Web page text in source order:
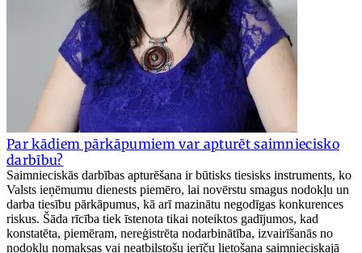
Par kādiem pārkāpumiem var apturēt saimniecisko
darbību?
Saimnieciskās darbības apturēšana ir būtisks tiesisks instruments, ko
Valsts ieņēmumu dienests piemēro, lai novērstu smagus nodokļu un
darba tiesību pārkāpumus, kā arī mazinātu negodīgas konkurences
riskus. Šāda rīcība tiek īstenota tikai noteiktos gadījumos, kad
konstatēta, piemēram, nereģistrēta nodarbinātība, izvairīšanās no
nodokļu nomaksas vai neatbilstošu ierīču lietošana saimnieciskajā